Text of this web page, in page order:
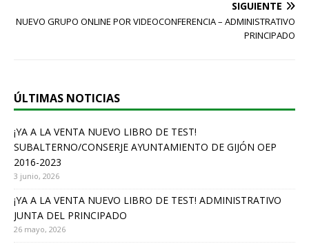
b
k
SIGUIENTE
NUEVO GRUPO ONLINE POR VIDEOCONFERENCIA – ADMINISTRATIVO
PRINCIPADO
ÚLTIMAS NOTICIAS
¡YA A LA VENTA NUEVO LIBRO DE TEST!
SUBALTERNO/CONSERJE AYUNTAMIENTO DE GIJÓN OEP
2016-2023
3 junio, 2026
¡YA A LA VENTA NUEVO LIBRO DE TEST! ADMINISTRATIVO
JUNTA DEL PRINCIPADO
26 mayo, 2026